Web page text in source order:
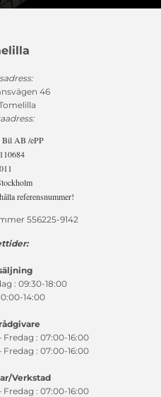
46
Bil AB /ePP
referensnummer!
556225-9142
: 09:30-18:00
14:00
: 07:00-16:00
: 07:00-16:00
Verkstad
: 07:00-16:00